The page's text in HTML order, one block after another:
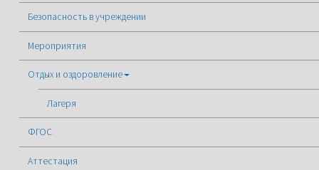
Безопасность в учреждении
Мероприятия
Отдых и оздоровление
Лагеря
ФГОС
Аттестация